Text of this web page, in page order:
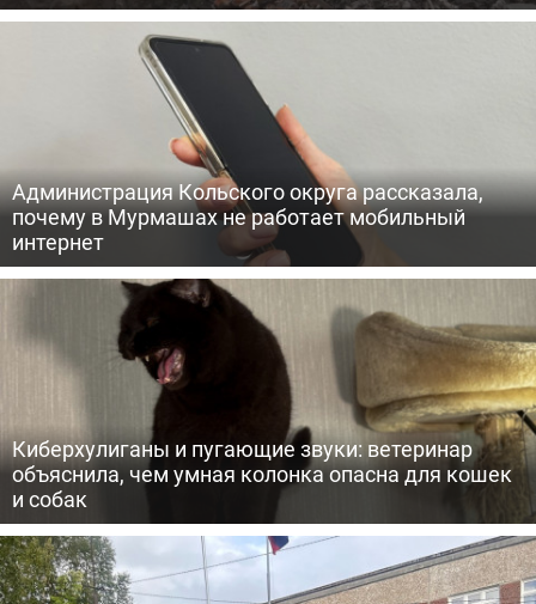
Администрация Кольского округа рассказала,
почему в Мурмашах не работает мобильный
интернет
Киберхулиганы и пугающие звуки: ветеринар
объяснила, чем умная колонка опасна для кошек
и собак